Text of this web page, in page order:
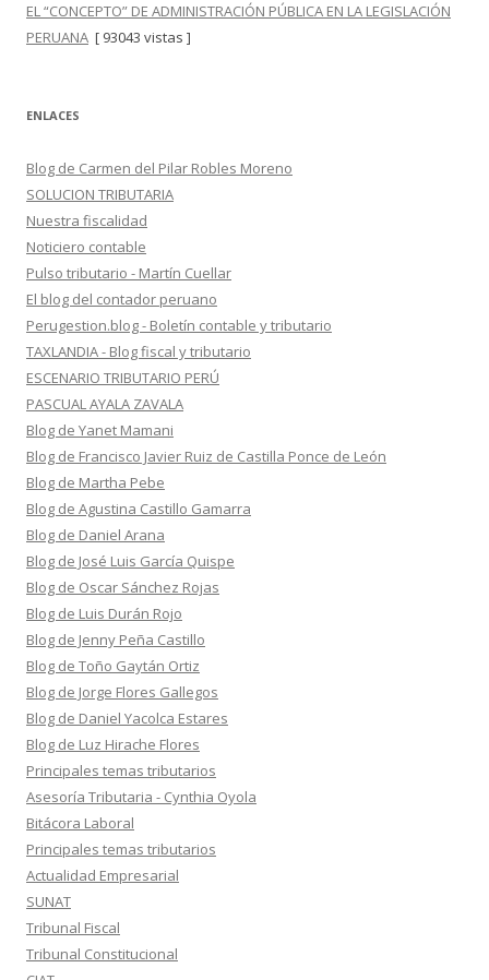
EL “CONCEPTO” DE ADMINISTRACIÓN PÚBLICA EN LA LEGISLACIÓN
PERUANA [ 93043 vistas ]
ENLACES
Blog de Carmen del Pilar Robles Moreno
SOLUCION TRIBUTARIA
Nuestra fiscalidad
Noticiero contable
Pulso tributario - Martín Cuellar
El blog del contador peruano
Perugestion.blog - Boletín contable y tributario
TAXLANDIA - Blog fiscal y tributario
ESCENARIO TRIBUTARIO PERÚ
PASCUAL AYALA ZAVALA
Blog de Yanet Mamani
Blog de Francisco Javier Ruiz de Castilla Ponce de León
Blog de Martha Pebe
Blog de Agustina Castillo Gamarra
Blog de Daniel Arana
Blog de José Luis García Quispe
Blog de Oscar Sánchez Rojas
Blog de Luis Durán Rojo
Blog de Jenny Peña Castillo
Blog de Toño Gaytán Ortiz
Blog de Jorge Flores Gallegos
Blog de Daniel Yacolca Estares
Blog de Luz Hirache Flores
Principales temas tributarios
Asesoría Tributaria - Cynthia Oyola
Bitácora Laboral
Principales temas tributarios
Actualidad Empresarial
SUNAT
Tribunal Fiscal
Tribunal Constitucional